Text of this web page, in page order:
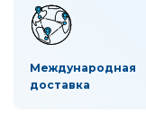
Международная
доставка